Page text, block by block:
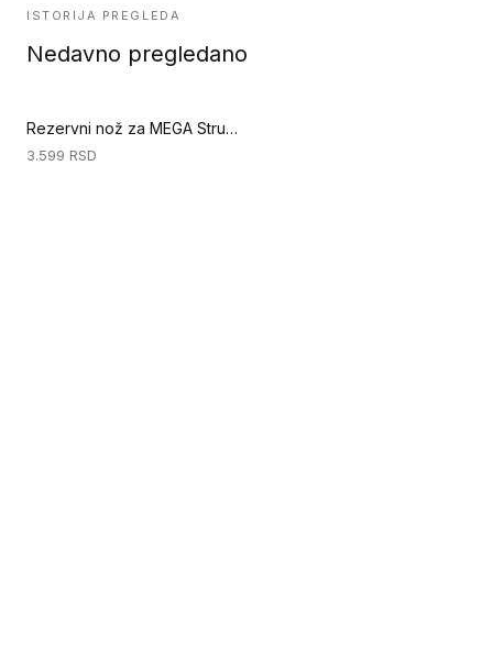
ISTORIJA PREGLEDA
Nedavno pregledano
Rezervni nož za MEGA Strugač (Priprema podloge)
3.599 RSD